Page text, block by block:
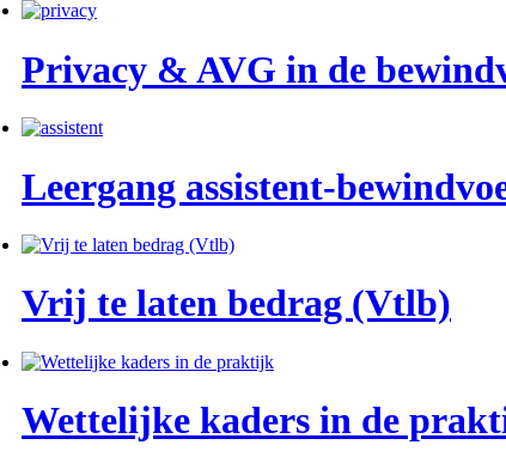
Privacy & AVG in de
Leergang assistent-
Vrij te laten bedrag (Vtlb)
Wettelijke kaders in de